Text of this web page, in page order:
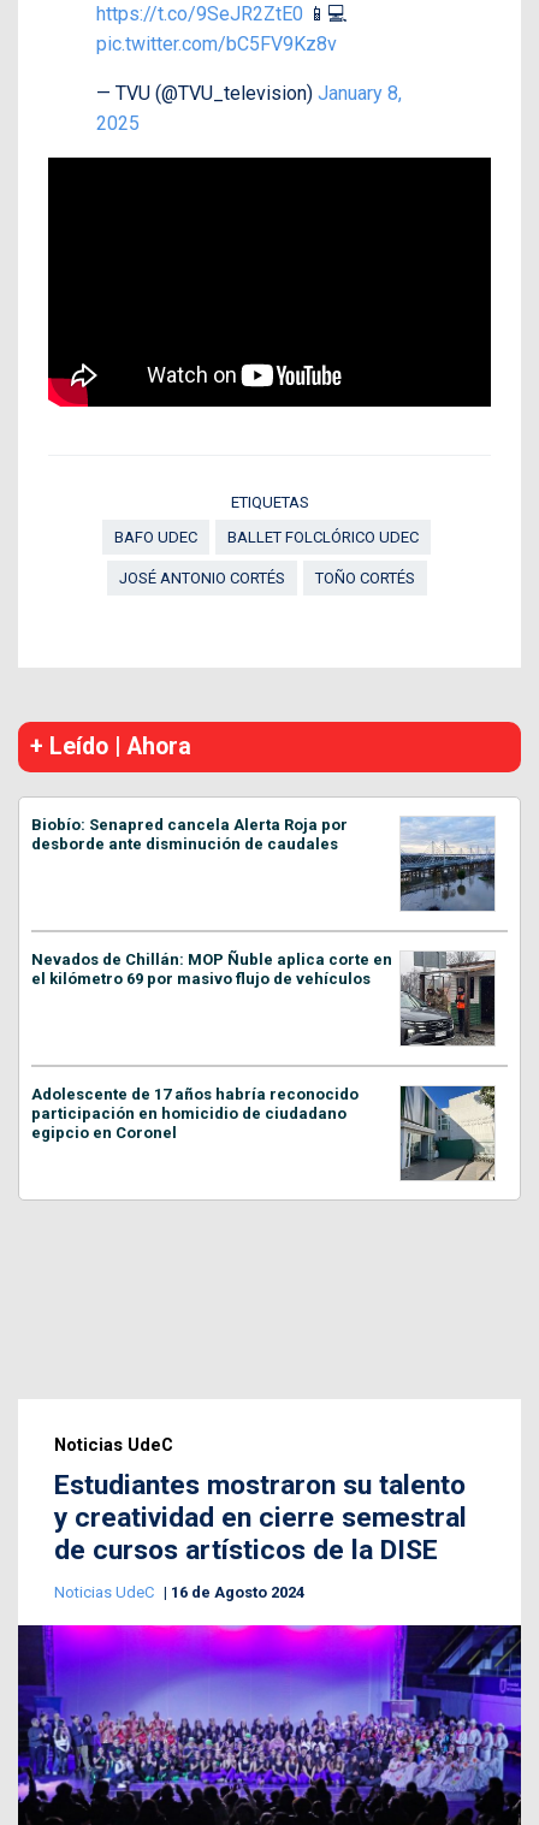
https://t.co/9SeJR2ZtE0 📱💻
pic.twitter.com/bC5FV9Kz8v
— TVU (@TVU_television) January 8,
2025
ETIQUETAS
BAFO UDEC
BALLET FOLCLÓRICO UDEC
JOSÉ ANTONIO CORTÉS TOÑO CORTÉS
+ Leído | Ahora
Biobío: Senapred cancela Alerta Roja por
desborde ante disminución de caudales
Nevados de Chillán: MOP Ñuble aplica corte en
el kilómetro 69 por masivo flujo de vehículos
Adolescente de 17 años habría reconocido
participación en homicidio de ciudadano
egipcio en Coronel
Noticias UdeC
Estudiantes mostraron su talento
y creatividad en cierre semestral
de cursos artísticos de la DISE
Noticias UdeC 16 de Agosto 2024